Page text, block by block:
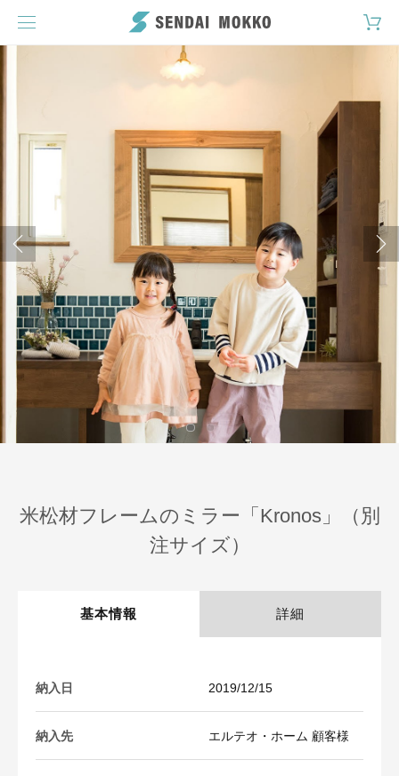
米松材フレームのミラー「Kronos」（別
注サイズ）
基本情報 詳細
納入日 2019/12/15
納入先 エルテオ・ホーム 顧客様